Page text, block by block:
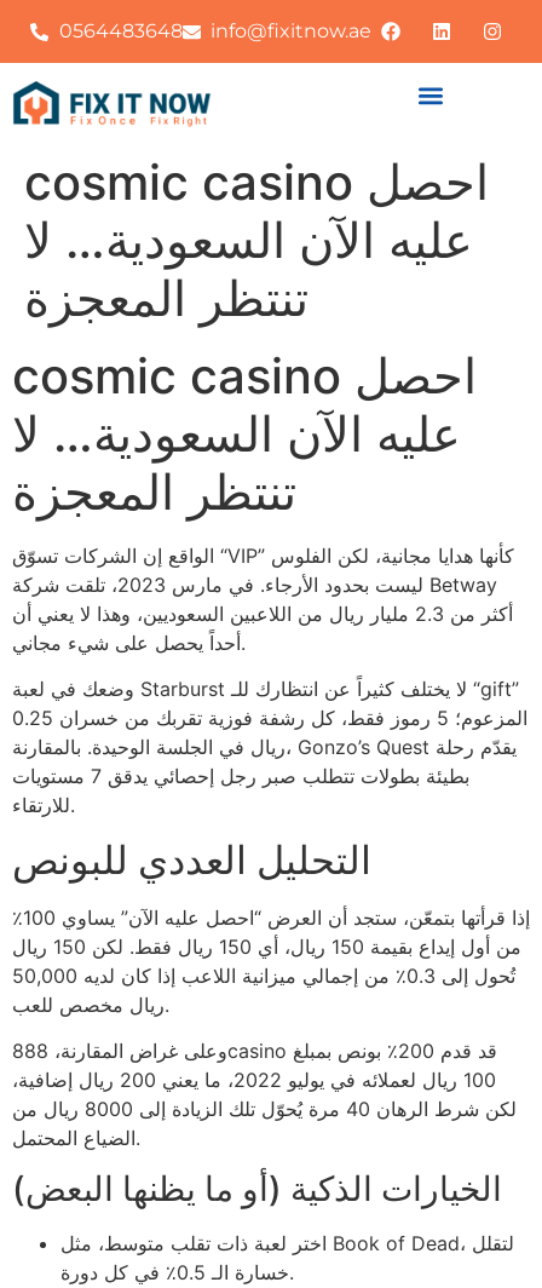
0564483648 info@fixitnow.ae
cosmic casino احصل
عليه الآن السعودية… لا
تنتظر المعجزة
cosmic casino احصل
عليه الآن السعودية… لا
تنتظر المعجزة
الواقع إن الشركات تسوّق “VIP” كأنها هدايا مجانية، لكن الفلوس
ليست بحدود الأرجاء. في مارس 2023، تلقت شركة Betway
أكثر من 2.3 مليار ريال من اللاعبين السعوديين، وهذا لا يعني أن
أحداً يحصل على شيء مجاني.
وضعك في لعبة Starburst لا يختلف كثيراً عن انتظارك للـ “gift”
المزعوم؛ 5 رموز فقط، كل رشفة فوزية تقربك من خسران 0.25
ريال في الجلسة الوحيدة. بالمقارنة، Gonzo’s Quest يقدّم رحلة
بطيئة بطولات تتطلب صبر رجل إحصائي يدقق 7 مستويات
للارتقاء.
التحليل العددي للبونص
إذا قرأتها بتمعّن، ستجد أن العرض “احصل عليه الآن” يساوي 100٪
من أول إيداع بقيمة 150 ريال، أي 150 ريال فقط. لكن 150 ريال
تُحول إلى 0.3٪ من إجمالي ميزانية اللاعب إذا كان لديه 50,000
ريال مخصص للعب.
وعلى غراض المقارنة، 888casino قد قدم 200٪ بونص بمبلغ
100 ريال لعملائه في يوليو 2022، ما يعني 200 ريال إضافية،
لكن شرط الرهان 40 مرة يُحوّل تلك الزيادة إلى 8000 ريال من
الضياع المحتمل.
الخيارات الذكية (أو ما يظنها البعض)
اختر لعبة ذات تقلب متوسط، مثل Book of Dead، لتقلل
خسارة الـ 0.5٪ في كل دورة.